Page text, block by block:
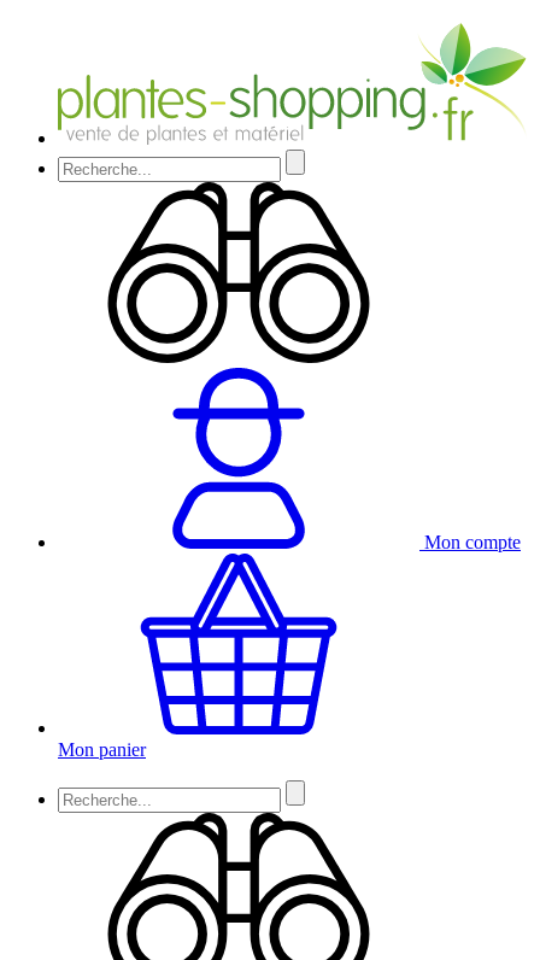
Mon compte
Mon panier